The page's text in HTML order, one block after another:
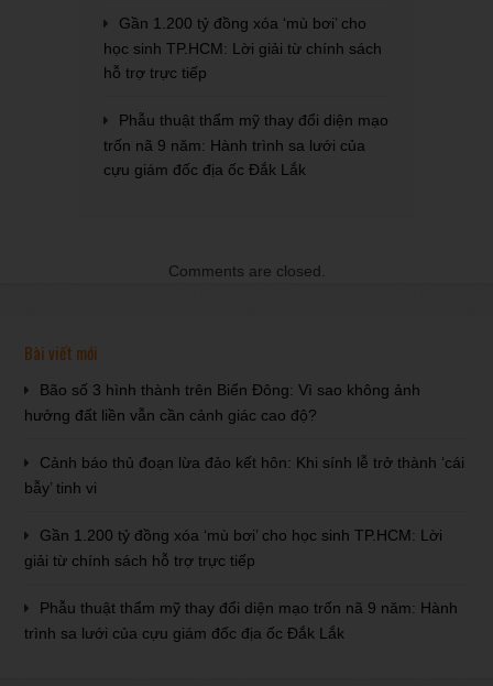
Gần 1.200 tỷ đồng xóa ‘mù bơi’ cho
học sinh TP.HCM: Lời giải từ chính sách
hỗ trợ trực tiếp
Phẫu thuật thẩm mỹ thay đổi diện mạo
trốn nã 9 năm: Hành trình sa lưới của
cựu giám đốc địa ốc Đắk Lắk
Comments are closed.
Bài viết mới
Bão số 3 hình thành trên Biển Đông: Vì sao không ảnh
hưởng đất liền vẫn cần cảnh giác cao độ?
Cảnh báo thủ đoạn lừa đảo kết hôn: Khi sính lễ trở thành ‘cái
bẫy’ tinh vi
Gần 1.200 tỷ đồng xóa ‘mù bơi’ cho học sinh TP.HCM: Lời
giải từ chính sách hỗ trợ trực tiếp
Phẫu thuật thẩm mỹ thay đổi diện mạo trốn nã 9 năm: Hành
trình sa lưới của cựu giám đốc địa ốc Đắk Lắk